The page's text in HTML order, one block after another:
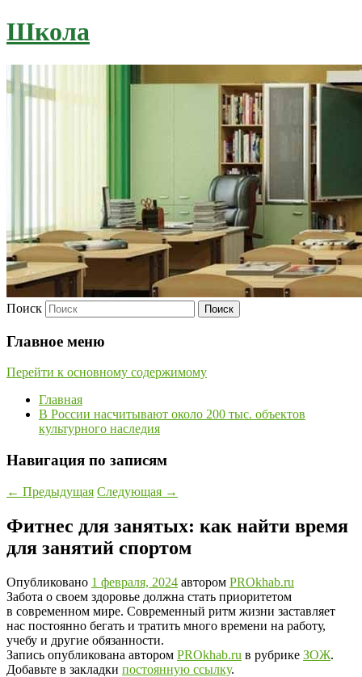
Школа
Поиск
Главное меню
Перейти к основному содержимому
Главная
В России насчитывают около 200 тыс. объектов
культурного наследия
Навигация по записям
← Предыдущая Следующая →
Фитнес для занятых: как найти время
для занятий спортом
Опубликовано 1 февраля, 2024 автором PROkhab.ru
Забота о своем здоровье должна стать приоритетом
в современном мире. Современный ритм жизни заставляет
нас постоянно бегать и тратить много времени на работу,
учебу и другие обязанности.
Запись опубликована автором PROkhab.ru в рубрике ЗОЖ.
Добавьте в закладки постоянную ссылку.